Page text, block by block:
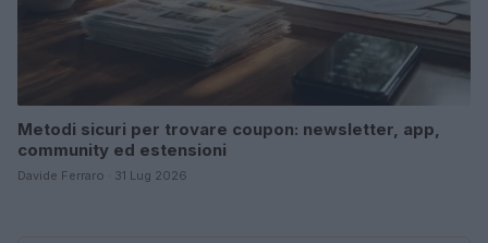
Metodi sicuri per trovare coupon: newsletter, app,
community ed estensioni
Davide Ferraro · 31 Lug 2026